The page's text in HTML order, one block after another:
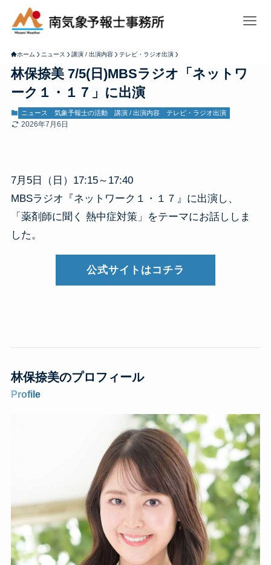
ホーム ニュース 講演 / 出演内容 テレビ・ラジオ出演
林保捺美 7/5(日)MBSラジオ「ネットワ
ーク１・１７」に出演
ニュース 気象予報士の活動 講演 / 出演内容 テレビ・ラジオ出演
2026年7月6日
7月5日（日）17:15～17:40
MBSラジオ『ネットワーク１・１７』に出演し、
「薬剤師に聞く 熱中症対策」をテーマにお話ししま
した。
公式サイトはコチラ
林保捺美のプロフィール
Profile